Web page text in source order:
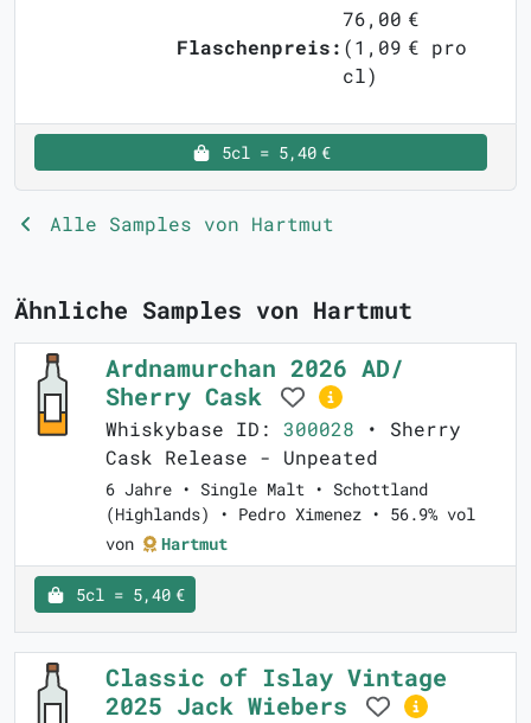
Flaschenpreis:
76,00 €
(1,09 € pro
cl)
5cl = 5,40 €
Alle Samples von Hartmut
Ähnliche Samples von Hartmut
Ardnamurchan 2026 AD/
Sherry Cask
Whiskybase ID: 300028 • Sherry
Cask Release - Unpeated
6 Jahre • Single Malt • Schottland
(Highlands) • Pedro Ximenez • 56.9% vol
von
Hartmut
5cl = 5,40 €
Classic of Islay Vintage
2025 Jack Wiebers